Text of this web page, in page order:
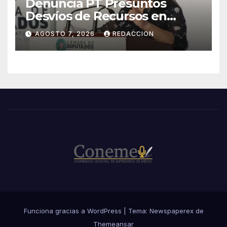
Denuncia PT Presuntos
Desvíos de Recursos en
Municipios de Oaxaca
AGOSTO 7, 2026 REDACCION
Funciona gracias a WordPress
Tema: Newspaperex de
Themeansar